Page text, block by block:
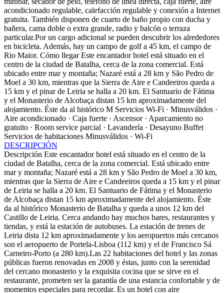
acondicionado regulable, calefacción regulable y conexión a Internet
gratuita. También disponen de cuarto de baño propio con ducha y
bañera, cama doble o extra grande, radio y balcón o terraza
particular.Por un cargo adicional se pueden descubrir los alrededores
en bicicleta. Además, hay un campo de golf a 45 km, el campo de
Rio Maior. Cómo llegar Este encantador hotel está situado en el
centro de la ciudad de Batalha, cerca de la zona comercial. Está
ubicado entre mar y montaña; Nazaré está a 28 km y São Pedro de
Moel a 30 km, mientras que la Sierra de Aire e Candeeiros queda a
15 km y el pinar de Leiria se halla a 20 km. El Santuario de Fátima
y el Monasterio de Alcobaça distan 15 km aproximadamente del
alojamiento. Éste da al histórico M Servicios Wi-Fi · Minusválidos ·
Aire acondicionado · Caja fuerte · Ascensor · Aparcamiento no
gratuito · Room service parcial · Lavandería · Desayuno Buffet
Servicios de habitaciones Minusválidos · Wi-Fi
DESCRIPCIÓN
Descripción Este encantador hotel está situado en el centro de la
ciudad de Batalha, cerca de la zona comercial. Está ubicado entre
mar y montaña; Nazaré está a 28 km y São Pedro de Moel a 30 km,
mientras que la Sierra de Aire e Candeeiros queda a 15 km y el pinar
de Leiria se halla a 20 km. El Santuario de Fátima y el Monasterio
de Alcobaça distan 15 km aproximadamente del alojamiento. Éste
da al histórico Monasterio de Batalha y queda a unos 12 km del
Castillo de Leiria. Cerca andando hay muchos bares, restaurantes y
tiendas, y está la estación de autobuses. La estación de trenes de
Leiria dista 12 km aproximadamente y los aeropuertos más cercanos
son el aeropuerto de Portela-Lisboa (112 km) y el de Francisco Sá
Carneiro-Porto (a 280 km).Las 22 habitaciones del hotel y las zonas
públicas fueron renovadas en 2008 y éstas, junto con la serenidad
del cercano monasterio y la exquisita cocina que se sirve en el
restaurante, prometen ser la garantía de una estancia confortable y de
momentos especiales para recordar. Es un hotel con aire